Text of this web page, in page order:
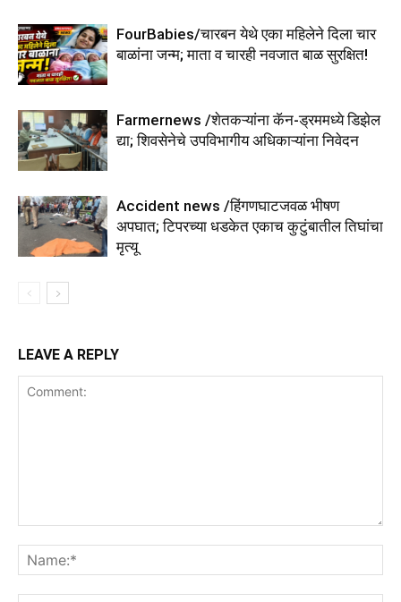
FourBabies/चारबन येथे एका महिलेने दिला चार
बाळांना जन्म; माता व चारही नवजात बाळ सुरक्षित!
Farmernews /शेतकऱ्यांना कॅन-ड्रममध्ये डिझेल
द्या; शिवसेनेचे उपविभागीय अधिकाऱ्यांना निवेदन
Accident news /हिंगणघाटजवळ भीषण
अपघात; टिपरच्या धडकेत एकाच कुटुंबातील तिघांचा
मृत्यू
LEAVE A REPLY